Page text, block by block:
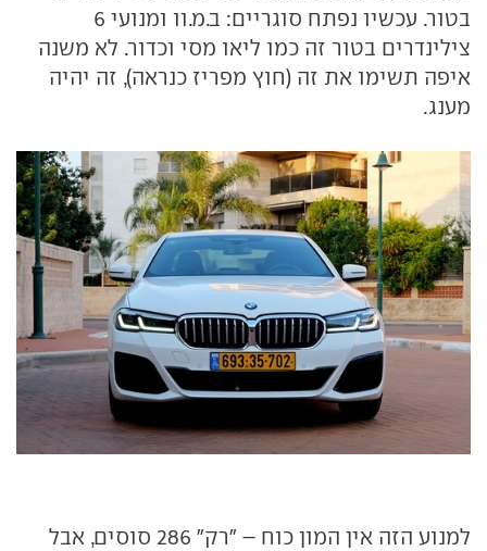
בטור. עכשיו נפתח סוגריים: ב.מ.וו ומנועי 6
צילינדרים בטור זה כמו ליאו מסי וכדור. לא משנה
איפה תשימו את זה (חוץ מפריז כנראה), זה יהיה
מענג.
למנוע הזה אין המון כוח – "רק" 286 סוסים, אבל